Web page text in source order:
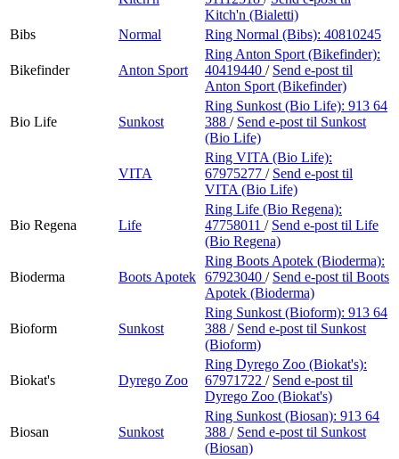
Kitch'n (Bialetti)
Bibs
Normal Ring Normal (Bibs): 40810245
Bikefinder Anton Sport
Ring Anton Sport (Bikefinder):
40419440 / Send e-post til
Anton Sport (Bikefinder)
Bio Life Sunkost
Ring Sunkost (Bio Life): 913 64
388 / Send e-post til Sunkost
(Bio Life)
VITA
Ring VITA (Bio Life):
67975277 / Send e-post til
VITA (Bio Life)
Bio Regena Life
Ring Life (Bio Regena):
47758011 / Send e-post til Life
(Bio Regena)
Bioderma Boots Apotek
Ring Boots Apotek (Bioderma):
67923040 / Send e-post til Boots
Apotek (Bioderma)
Bioform Sunkost
Ring Sunkost (Bioform): 913 64
388 / Send e-post til Sunkost
(Bioform)
Biokat's Dyrego Zoo
Ring Dyrego Zoo (Biokat's):
67971722 / Send e-post til
Dyrego Zoo (Biokat's)
Biosan Sunkost
Ring Sunkost (Biosan): 913 64
388 / Send e-post til Sunkost
(Biosan)